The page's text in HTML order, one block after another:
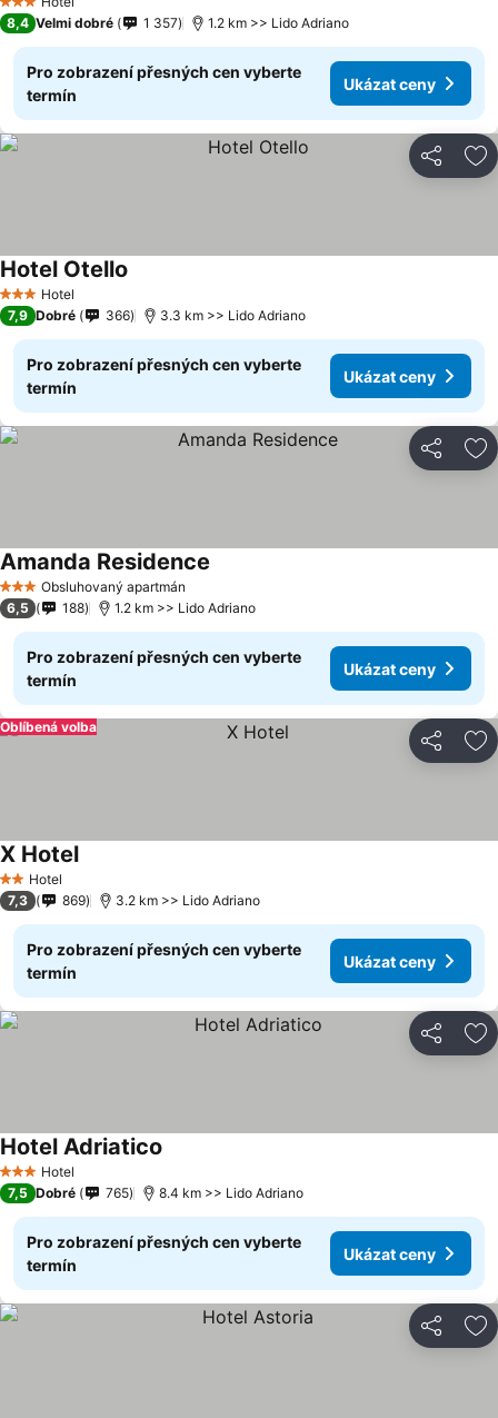
3 Počet hvězdiček
8,4 Velmi dobré 1 357 1.2 km >> Lido Adriano
Pro zobrazení přesných cen vyberte
termín
Ukázat ceny
Sdílet
3 Počet hvězdiček
Hotel
Hotel Otello
7,9 Dobré 366 3.3 km >> Lido Adriano
Pro zobrazení přesných cen vyberte
termín
Ukázat ceny
Sdílet
3 Počet hvězdiček
Obsluhovaný apartmán
Amanda Residence
6,5 188 1.2 km >> Lido Adriano
Pro zobrazení přesných cen vyberte
termín
Ukázat ceny
Sdílet
Oblíbená volba
2 Počet hvězdiček
Hotel
X Hotel
7,3 869 3.2 km >> Lido Adriano
Pro zobrazení přesných cen vyberte
termín
Ukázat ceny
Sdílet
3 Počet hvězdiček
Hotel
Hotel Adriatico
7,5 Dobré 765 8.4 km >> Lido Adriano
Pro zobrazení přesných cen vyberte
termín
Ukázat ceny
Sdílet